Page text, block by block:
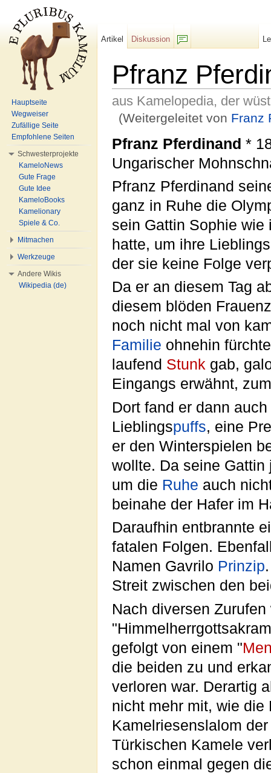
Pfranz
aus Kamelopedia, der
(Weitergeleitet von Franz
Pfranz Pferdinand *
Ungarischer
Pfranz Pferdinand
ganz in Ruhe die
sein Gattin Sophie
hatte, um ihre
der sie keine Folge
Da er an diesem Tag
diesem blöden
noch nicht mal von
Familie ohnehin
laufend Stunk gab,
Eingangs erwähnt,
Dort fand er dann
Lieblingspuffs, eine
er den Winterspielen
wollte. Da seine
um die Ruhe auch
beinahe der Hafer im
Daraufhin entbrannte
fatalen Folgen.
Namen Gavrilo Prinzip
Streit zwischen den
Nach diversen
gefolgt von einem "
die beiden zu und
verloren war. Derartig
nicht mehr mit, wie
Kamelriesenslalom
Türkischen Kamele
schon einmal gegen
Artikel
Diskussion
Hauptseite
Wegweiser
Zufällige Seite
Empfohlene Seiten
Schwesterprojekte
KameloNews
Gute Frage
Gute Idee
KameloBooks
Kamelionary
Spiele & Co.
Mitmachen
Werkzeuge
Andere Wikis
Wikipedia (de)